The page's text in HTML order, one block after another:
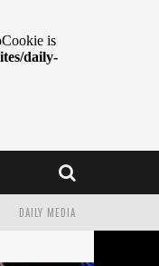
DAILY MEDIA